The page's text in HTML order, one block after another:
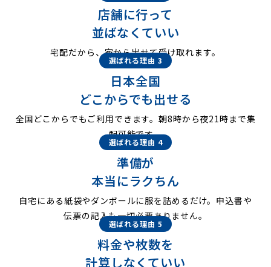
店舗に行って
並ばなくていい
宅配だから、家から出せて受け取れます。
選ばれる理由 3
日本全国
どこからでも出せる
全国どこからでもご利用できます。朝8時から夜21時まで集
配可能です。
選ばれる理由 4
準備が
本当にラクちん
自宅にある紙袋やダンボールに服を詰めるだけ。申込書や
伝票の記入も一切必要ありません。
選ばれる理由 5
料金や枚数を
計算しなくていい